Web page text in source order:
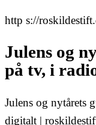
http s://
Julens og
på tv, i
Julens og nytårets
digitalt |